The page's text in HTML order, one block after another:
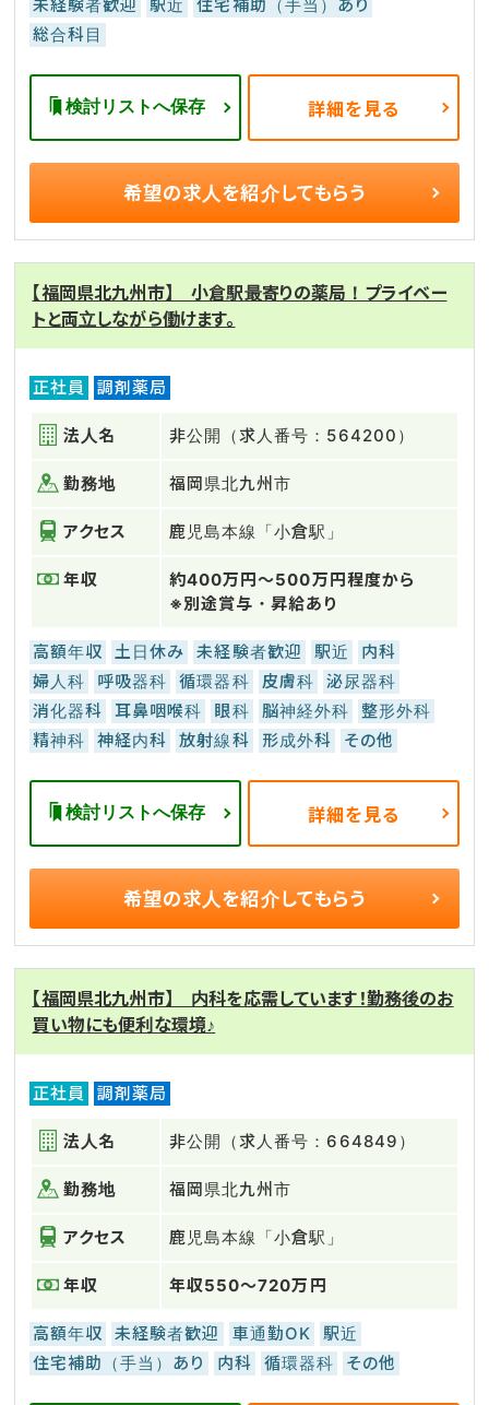
未経験者歓迎 駅近
住宅補助（手当）あり
総合科目
検討リストへ保存 詳細を見る
希望の求人を紹介してもらう
【福岡県北九州市】 小倉駅最寄りの薬局！プライベー
トと両立しながら働けます。
正社員 調剤薬局
法人名 非公開（求人番号：564200）
勤務地 福岡県北九州市
アクセス 鹿児島本線「小倉駅」
年収
約400万円～500万円程度から
※別途賞与・昇給あり
高額年収 土日休み 未経験者歓迎 駅近
内科
婦人科
呼吸器科 循環器科 皮膚科
泌尿器科
消化器科
耳鼻咽喉科 眼科 脳神経外科
整形外科
精神科
神経内科 放射線科 形成外科 その他
検討リストへ保存 詳細を見る
希望の求人を紹介してもらう
【福岡県北九州市】 内科を応需しています！勤務後のお
買い物にも便利な環境♪
正社員 調剤薬局
法人名 非公開（求人番号：664849）
勤務地 福岡県北九州市
アクセス 鹿児島本線「小倉駅」
年収 年収550～720万円
高額年収 未経験者歓迎 車通勤OK
駅近
住宅補助（手当）あり
内科 循環器科 その他